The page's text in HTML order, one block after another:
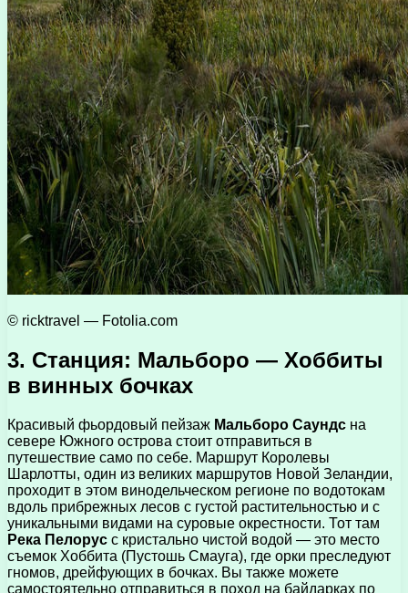
© ricktravel — Fotolia.com
3. Станция: Мальборо — Хоббиты
в винных бочках
Красивый фьордовый пейзаж Мальборо Саундс на
севере Южного острова стоит отправиться в
путешествие само по себе. Маршрут Королевы
Шарлотты, один из великих маршрутов Новой Зеландии,
проходит в этом винодельческом регионе по водотокам
вдоль прибрежных лесов с густой растительностью и с
уникальными видами на суровые окрестности. Тот там
Река Пелорус с кристально чистой водой — это место
съемок Хоббита (Пустошь Смауга), где орки преследуют
гномов, дрейфующих в бочках. Вы также можете
самостоятельно отправиться в поход на байдарках по